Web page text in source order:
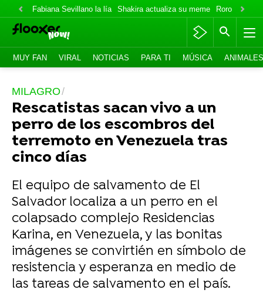
Fabiana Sevillano la lía Shakira actualiza su meme Roro lo niega
MUY FAN VIRAL NOTICIAS PARA TI MÚSICA ANIMALES
MILAGRO
Rescatistas sacan vivo a un
perro de los escombros del
terremoto en Venezuela tras
cinco días
El equipo de salvamento de El
Salvador localiza a un perro en el
colapsado complejo Residencias
Karina, en Venezuela, y las bonitas
imágenes se convirtién en símbolo de
resistencia y esperanza en medio de
las tareas de salvamento en el país.